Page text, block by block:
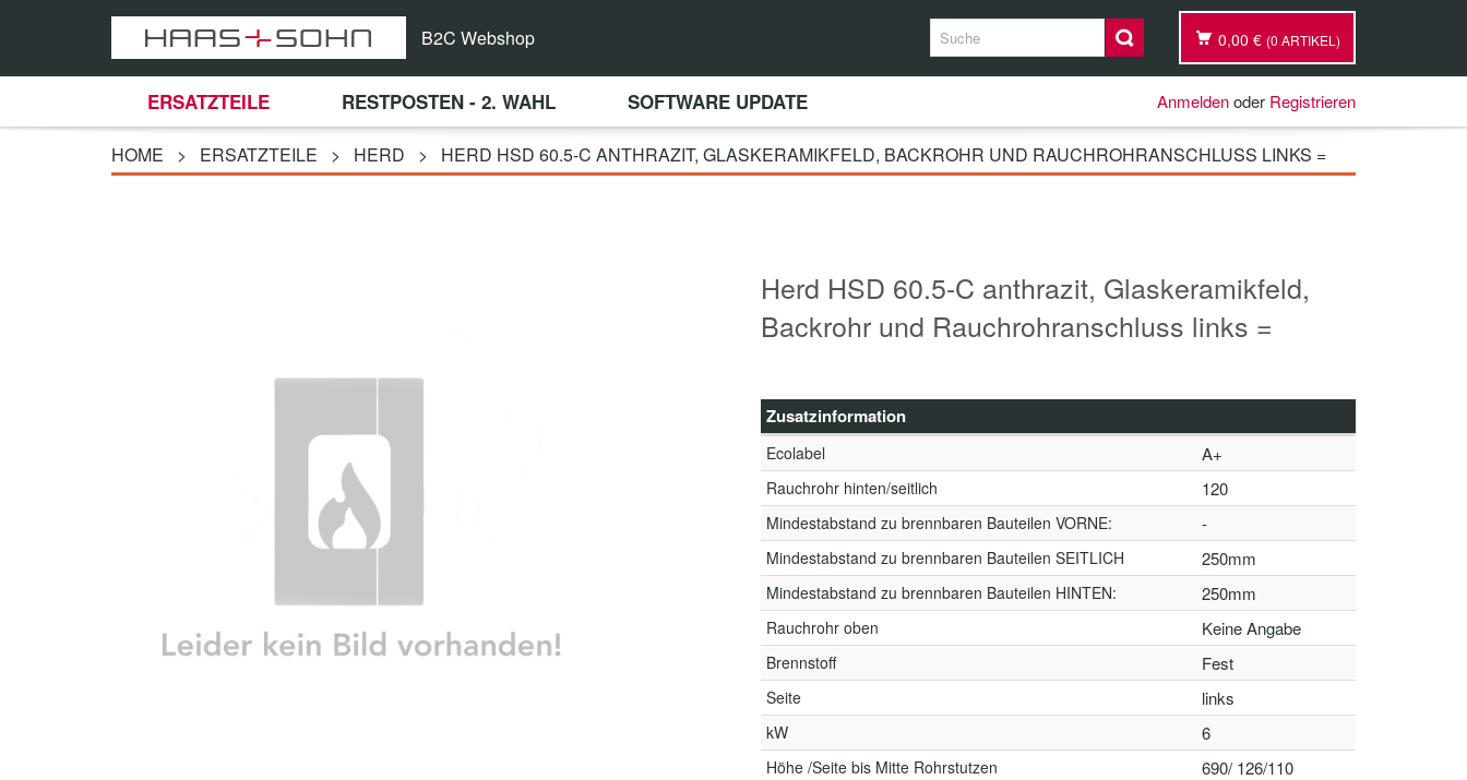
B2C Webshop 0,00 € (0 ARTIKEL)
ERSATZTEILE RESTPOSTEN - 2. WAHL SOFTWARE UPDATE Anmeldenoder Registrieren
HOME > ERSATZTEILE > HERD > HERD HSD 60.5-C ANTHRAZIT, GLASKERAMIKFELD, BACKROHR UND RAUCHROHRANSCHLUSS LINKS =
Herd HSD 60.5-C anthrazit, Glaskeramikfeld,
Backrohr und Rauchrohranschluss links =
Zusatzinformation
Ecolabel A+
Rauchrohr hinten/seitlich 120
Mindestabstand zu brennbaren Bauteilen VORNE: -
Mindestabstand zu brennbaren Bauteilen SEITLICH 250mm
Mindestabstand zu brennbaren Bauteilen HINTEN: 250mm
Rauchrohr oben Keine Angabe
Brennstoff Fest
Seite links
kW 6
Höhe /Seite bis Mitte Rohrstutzen 690/ 126/110